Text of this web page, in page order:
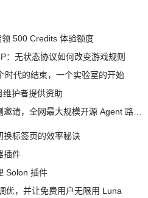
500 Credits 体验额度
：无状态协议如何改变游戏规则
时代的结束，一个实验室的开始
护者提供资助
换标签页的效率秘诀
插件
Solon 插件
优，并让免费用户无限用 Luna